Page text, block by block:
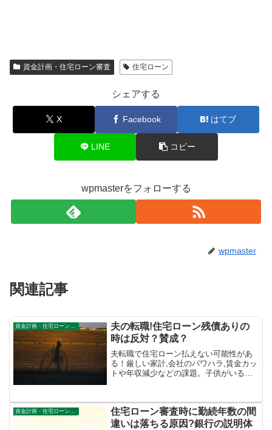
資金計画・住宅ローン審査 住宅ローン
シェアする
X Facebook はてブ
LINE コピー
wpmasterをフォローする
wpmaster
関連記事
資金計画・住宅ローン審査
夫の転職!住宅ローン残債ありの
時は反対？賛成？
夫転職で住宅ローン払えない可能性があ
る！厳しい家計,会社のパワハラ,賃金カッ
トや年収減少などの課題。子供がいる家
資金計画・住宅ローン審査
住宅ローン審査時に勤続年数の間
違いは落ちる原因?銀行の説明体